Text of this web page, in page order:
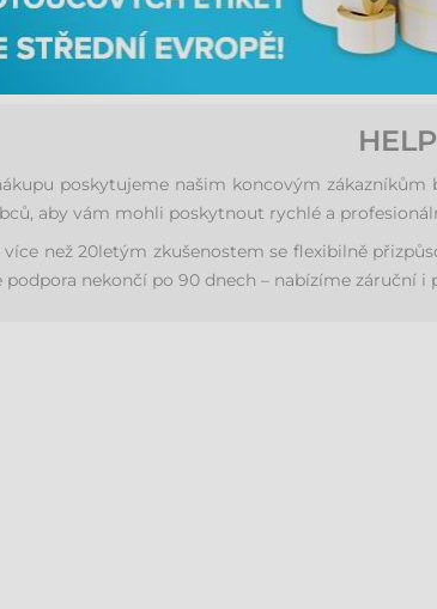
poskytujeme našim koncovým
aby vám mohli poskytnout rychlé a
více než 20letým zkušenostem se flexibilně
podpora nekončí po 90 dnech – nabízíme záruční